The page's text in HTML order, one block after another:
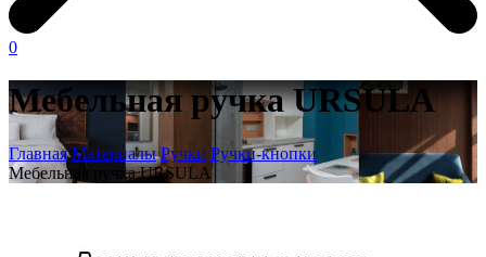
0
Мебельная ручка URSULA
Главная Материалы Ручки Ручки-кнопки
Мебельная ручка URSULA